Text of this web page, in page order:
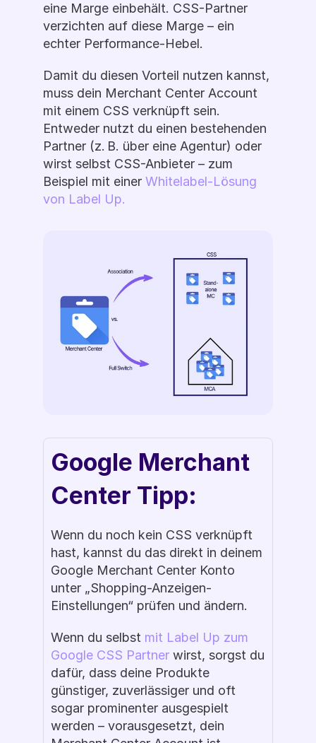
eine Marge einbehält. CSS-Partner
verzichten auf diese Marge – ein
echter Performance-Hebel.
Damit du diesen Vorteil nutzen kannst,
muss dein Merchant Center Account
mit einem CSS verknüpft sein.
Entweder nutzt du einen bestehenden
Partner (z. B. über eine Agentur) oder
wirst selbst CSS-Anbieter – zum
Beispiel mit einer Whitelabel-Lösung
von Label Up.
Google Merchant
Center Tipp:
Wenn du noch kein CSS verknüpft
hast, kannst du das direkt in deinem
Google Merchant Center Konto
unter „Shopping-Anzeigen-
Einstellungen“ prüfen und ändern.
Wenn du selbst mit Label Up zum
Google CSS Partner wirst, sorgst du
dafür, dass deine Produkte
günstiger, zuverlässiger und oft
sogar prominenter ausgespielt
werden – vorausgesetzt, dein